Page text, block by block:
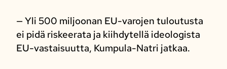
— Yli 500 miljoonan EU-varojen tuloutusta
ei pidä riskeerata ja kiihdytellä ideologista
EU-vastaisuutta, Kumpula-Natri jatkaa.